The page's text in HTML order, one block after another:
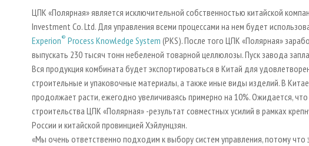
ЦПК «Полярная» является исключительной собственностью китайской
Investment Co. Ltd. Для управления всеми процессами на нем будет
Experion® Process Knowledge System (PKS). После того ЦПК «Полярная»
выпускать 230 тысяч тонн небеленой товарной целлюлозы. Пуск завода
Вся продукция комбината будет экспортироваться в Китай для
строительные и упаковочные материалы, а также иные виды изделий. В
продолжает расти, ежегодно увеличиваясь примерно на 10%. Ожидается,
строительства ЦПК «Полярная» -результат совместных усилий в рамках
России и китайской провинцией Хэйлунцзян.
«Мы очень ответственно подходим к выбору систем управления, потому